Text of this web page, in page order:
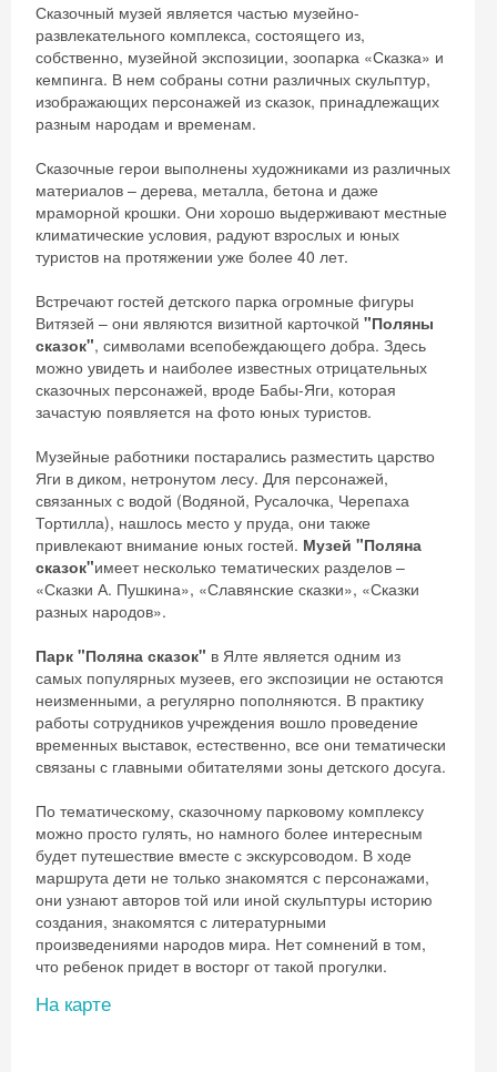
Сказочный музей является частью музейно-
развлекательного комплекса, состоящего из,
собственно, музейной экспозиции, зоопарка «Сказка» и
кемпинга. В нем собраны сотни различных скульптур,
изображающих персонажей из сказок, принадлежащих
разным народам и временам.
Сказочные герои выполнены художниками из различных
материалов – дерева, металла, бетона и даже
мраморной крошки. Они хорошо выдерживают местные
климатические условия, радуют взрослых и юных
туристов на протяжении уже более 40 лет.
Встречают гостей детского парка огромные фигуры
Витязей – они являются визитной карточкой "Поляны
сказок", символами всепобеждающего добра. Здесь
можно увидеть и наиболее известных отрицательных
сказочных персонажей, вроде Бабы-Яги, которая
зачастую появляется на фото юных туристов.
Музейные работники постарались разместить царство
Яги в диком, нетронутом лесу. Для персонажей,
связанных с водой (Водяной, Русалочка, Черепаха
Тортилла), нашлось место у пруда, они также
привлекают внимание юных гостей. Музей "Поляна
сказок"имеет несколько тематических разделов –
«Сказки А. Пушкина», «Славянские сказки», «Сказки
разных народов».
Парк "Поляна сказок" в Ялте является одним из
самых популярных музеев, его экспозиции не остаются
неизменными, а регулярно пополняются. В практику
работы сотрудников учреждения вошло проведение
временных выставок, естественно, все они тематически
связаны с главными обитателями зоны детского досуга.
По тематическому, сказочному парковому комплексу
можно просто гулять, но намного более интересным
будет путешествие вместе с экскурсоводом. В ходе
маршрута дети не только знакомятся с персонажами,
они узнают авторов той или иной скульптуры историю
создания, знакомятся с литературными
произведениями народов мира. Нет сомнений в том,
что ребенок придет в восторг от такой прогулки.
На карте